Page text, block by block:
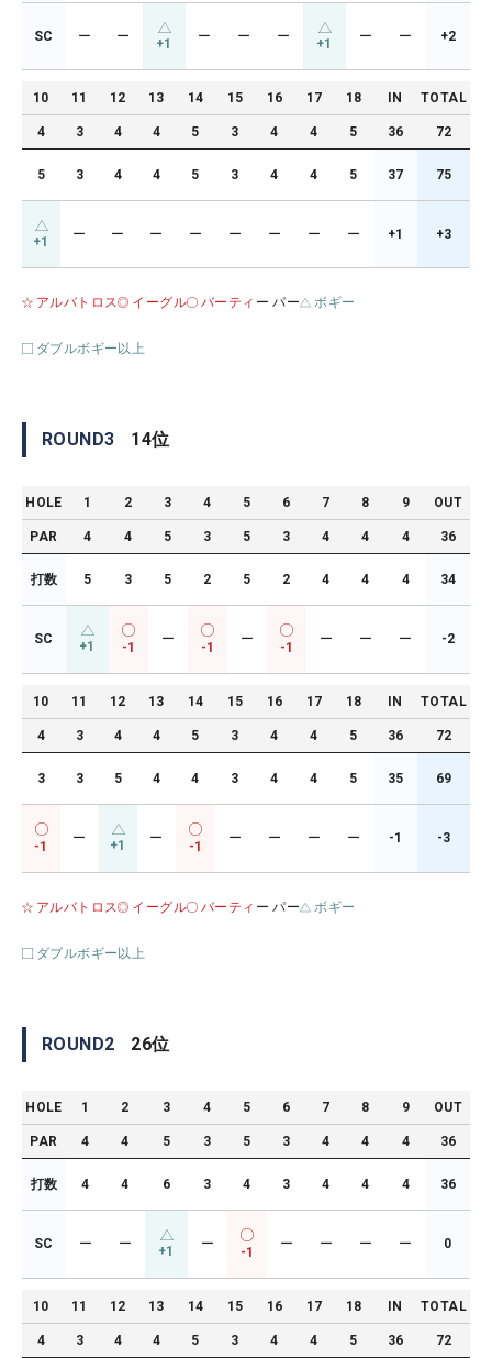
SC ー ー +1 ー ー ー +1 ー ー +2
10 11 12 13 14 15 16 17 18 IN TOTAL
4 3 4 4 5 3 4 4 5 36 72
5 3 4 4 5 3 4 4 5 37 75
+1 ー ー ー ー ー ー ー ー +1 +3
アルバトロス イーグル バーティ ー パー ボギー
ダブルボギー以上
ROUND3 14位
HOLE 1 2 3 4 5 6 7 8 9 OUT
PAR 4 4 5 3 5 3 4 4 4 36
打数 5 3 5 2 5 2 4 4 4 34
SC +1 -1
ー
-1
ー
-1
ー ー ー -2
10 11 12 13 14 15 16 17 18 IN TOTAL
4 3 4 4 5 3 4 4 5 36 72
3 3 5 4 4 3 4 4 5 35 69
-1
ー +1 ー
-1
ー ー ー ー -1 -3
アルバトロス イーグル バーティ ー パー ボギー
ダブルボギー以上
ROUND2 26位
HOLE 1 2 3 4 5 6 7 8 9 OUT
PAR 4 4 5 3 5 3 4 4 4 36
打数 4 4 6 3 4 3 4 4 4 36
SC ー ー +1 ー
-1
ー ー ー ー 0
10 11 12 13 14 15 16 17 18 IN TOTAL
4 3 4 4 5 3 4 4 5 36 72